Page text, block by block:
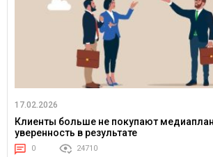
17.02.2026
Клиенты больше не покупают
уверенность в результате
0 24710